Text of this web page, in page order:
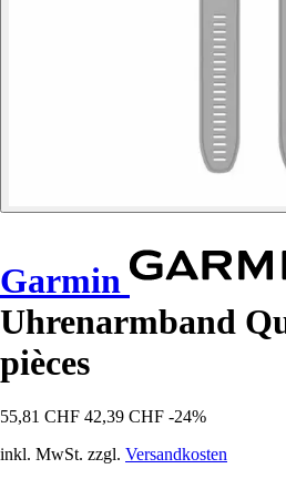
Garmin
Uhrenarmband
pièces
55,81 CHF 42,39 CHF -24%
inkl. MwSt. zzgl. Versandkosten